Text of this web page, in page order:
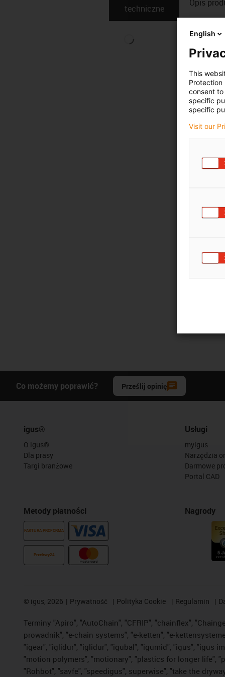
techniczne
Opis
Co możemy poprawić? Prześlij opinię
igus®
O igus®
Dla prasy
Targi branżowe
Metody płatności
FAKTURA PROFORMA
Przelewy24
Usługi
myigus
Narzędzia
Darmowe
Portal CAD
Nagrody
© igus, 2026 Prywatność Polityka Cookie Regulamin
Terminy "Apiro", "AutoChain", "CFRIP", "chainflex",
prowadnik", "e-chain systems", "e-ketten", "e-
"igear", "iglidur", "iglidur", "igubal", "igumid", "igus", "igus
"motion polymers", "motionary", "plastics for longer life",
"Rohbot", "savfe", "speedigus", superwise", "take the
English
This
Protection
consent
specific
specific
Visit our